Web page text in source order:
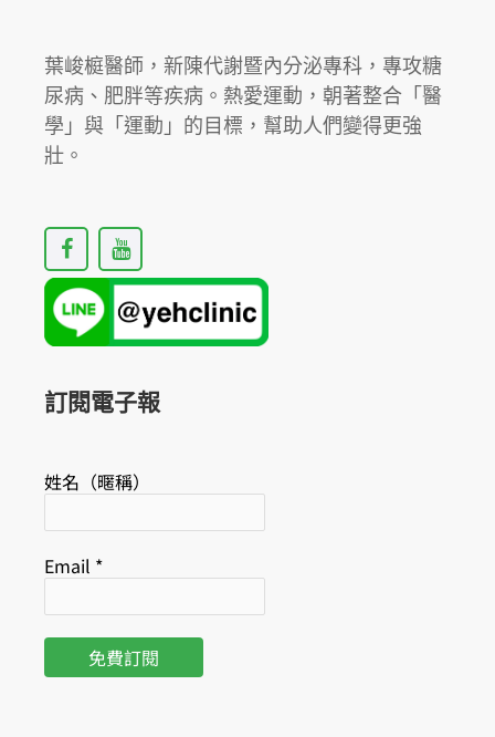
葉峻榳醫師，新陳代謝暨內分泌專科，專攻糖
尿病、肥胖等疾病。熱愛運動，朝著整合「醫
學」與「運動」的目標，幫助人們變得更強
壯。
F
a
c
e
b
o
k
Y
o
u
t
u
b
訂閱電子報
姓名（暱稱）
Email *